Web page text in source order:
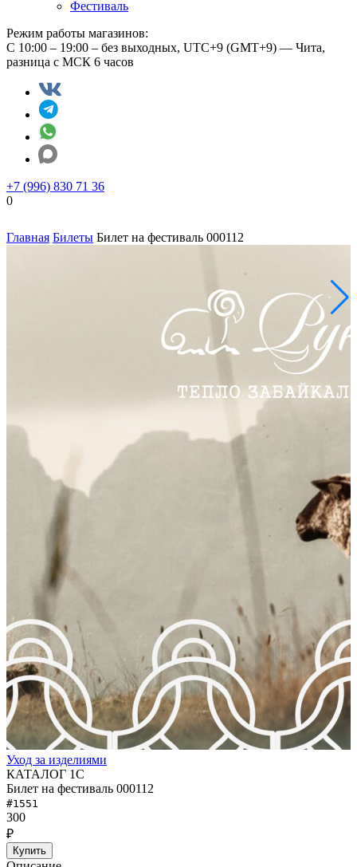
Фестиваль
Режим работы магазинов:
С 10:00 – 19:00 – без выходных, UTC+9 (GMT+9) — Чита,
разница с МСК 6 часов
+7 (996) 830 71 36
0
Главная Билеты Билет на фестиваль 000112
Уход за изделиями
КАТАЛОГ 1С
Билет на фестиваль 000112
#1551
300
₽
Купить